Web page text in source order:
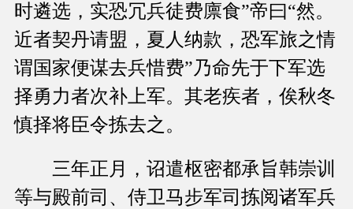
时遴选，实恐冗兵徒费廪食”帝曰“然。
近者契丹请盟，夏人纳款，恐军旅之情
谓国家便谋去兵惜费”乃命先于下军选
择勇力者次补上军。其老疾者，俟秋冬
慎择将臣令拣去之。
三年正月，诏遣枢密都承旨韩崇训
等与殿前司、侍卫马步军司拣阅诸军兵